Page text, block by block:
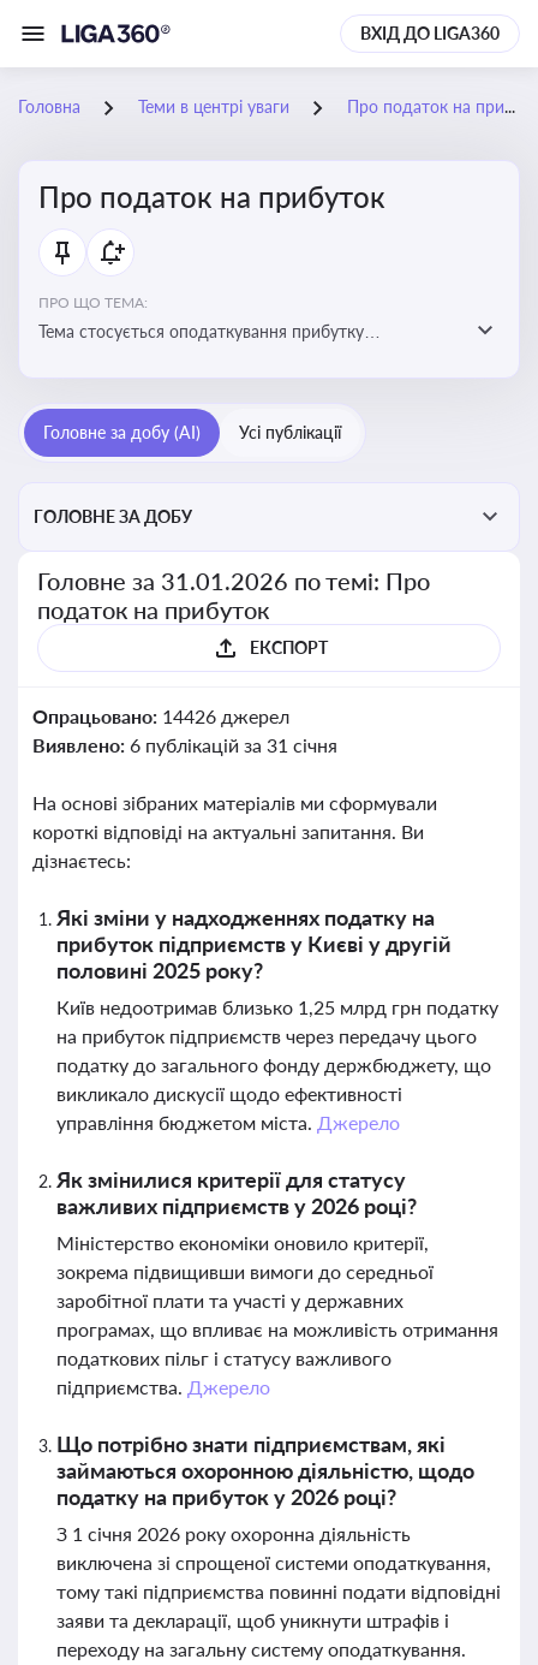
ВХІД ДО LIGA360
Головна Теми в центрі уваги Про податок на прибуток
Про податок на прибуток
ПРО ЩО ТЕМА:
Тема стосується оподаткування прибутку
звітність для бізнесу, бухгалтерів і юристів
Головне за добу (AI) Усі публікації
ГОЛОВНЕ ЗА ДОБУ
Головне за 31.01.2026 по темі: Про
податок на прибуток
ЕКСПОРТ
Опрацьовано: 14426 джерел
Виявлено: 6 публікацій за 31 січня
На основі зібраних матеріалів ми сформували
короткі відповіді на актуальні запитання. Ви
дізнаєтесь:
Які зміни у надходженнях податку на
прибуток підприємств у Києві у другій
половині 2025 року?
Київ недоотримав близько 1,25 млрд грн податку
на прибуток підприємств через передачу цього
податку до загального фонду держбюджету, що
викликало дискусії щодо ефективності
управління бюджетом міста. Джерело
Як змінилися критерії для статусу
важливих підприємств у 2026 році?
Міністерство економіки оновило критерії,
зокрема підвищивши вимоги до середньої
заробітної плати та участі у державних
програмах, що впливає на можливість отримання
податкових пільг і статусу важливого
підприємства. Джерело
Що потрібно знати підприємствам, які
займаються охоронною діяльністю, щодо
податку на прибуток у 2026 році?
З 1 січня 2026 року охоронна діяльність
виключена зі спрощеної системи оподаткування,
тому такі підприємства повинні подати відповідні
заяви та декларації, щоб уникнути штрафів і
переходу на загальну систему оподаткування.